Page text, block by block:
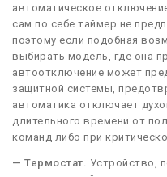
автоматическое
сам по себе таймер не
поэтому если подобная
выбирать модель, где она
автоотключение может
защитной системы,
автоматика отключает
длительного времени от
команд либо при
— Термостат. Устройство,